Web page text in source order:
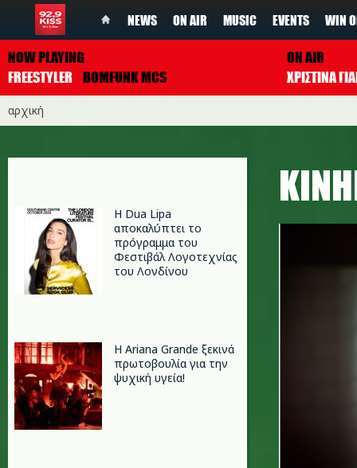
NEWS ON AIR MUSIC EVENTS WIN
NOW PLAYING
FREESTYLER
BOMFUNK MCS
ON AIR
ΧΡΙΣΤΙΝΑ
αρχική
Η Dua Lipa
αποκαλύπτει το
πρόγραμμα του
Φεστιβάλ Λογοτεχνίας
του Λονδίνου
Η Ariana Grande ξεκινά
πρωτοβουλία για την
ψυχική υγεία!